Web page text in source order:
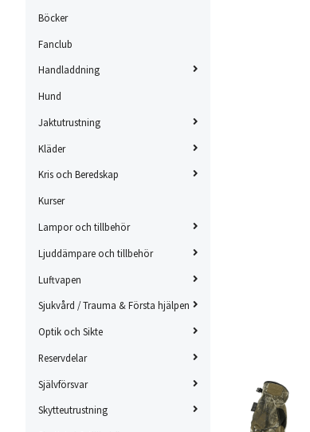
Böcker
Fanclub
Handladdning
Hund
Jaktutrustning
Kläder
Kris och Beredskap
Kurser
Lampor och tillbehör
Ljuddämpare och tillbehör
Luftvapen
Sjukvård / Trauma & Första hjälpen
Optik och Sikte
Reservdelar
Självförsvar
Skytteutrustning